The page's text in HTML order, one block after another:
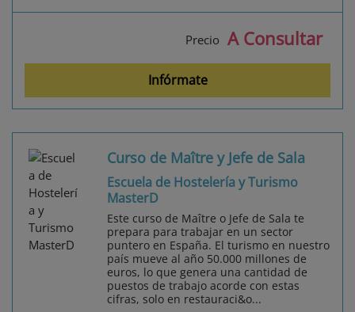
Precio A Consultar
Infórmate
Curso de Maître y Jefe de Sala
Escuela de Hostelería y Turismo
MasterD
Este curso de Maître o Jefe de Sala te
prepara para trabajar en un sector
puntero en España. El turismo en nuestro
país mueve al año 50.000 millones de
euros, lo que genera una cantidad de
puestos de trabajo acorde con estas
cifras, solo en restauraci&o...